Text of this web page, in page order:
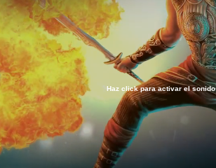
Haz click para activar el sonido